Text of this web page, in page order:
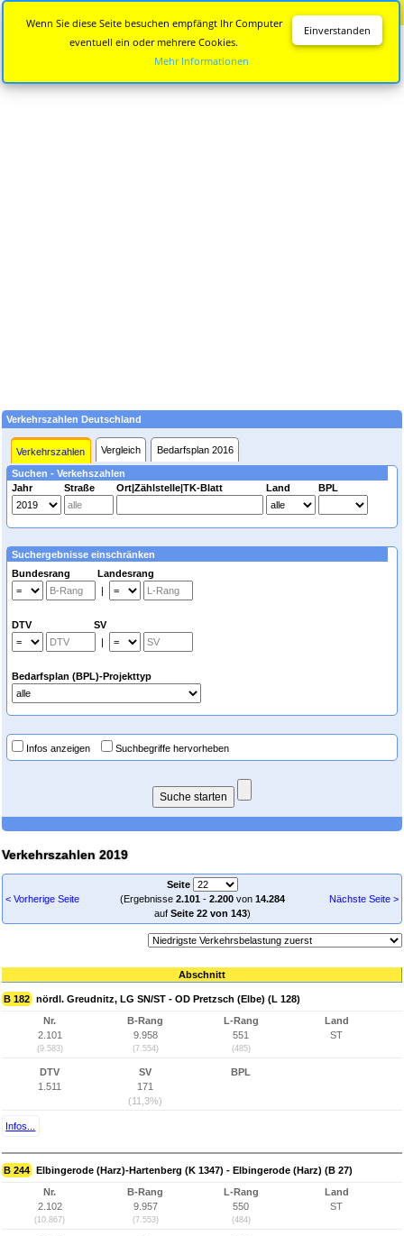
Verkehrszahlen Deutschland
Verkehrszahlen Vergleich Bedarfsplan 2016
Suchen - Verkehszahlen
Jahr
Straße Ort|Zählstelle|TK-Blatt Land BPL
Suchergebnisse einschränken
Bundesrang Landesrang
|
DTV SV
|
Bedarfsplan (BPL)-Projekttyp
Infos anzeigen Suchbegriffe hervorheben
Verkehrszahlen 2019
< Vorherige Seite
Seite
(Ergebnisse 2.101- 2.200von 14.284
auf Seite 22 von 143)
Nächste Seite >
Abschnitt
B 182 nördl. Greudnitz, LG SN/ST - OD Pretzsch (Elbe) (L 128)
Nr.
2.101
(9.583)
B-Rang
9.958
(7.554)
L-Rang
551
(485)
Land
ST
DTV
1.511
SV
171
(11,3%)
BPL
Infos...
B 244 Elbingerode (Harz)-Hartenberg (K 1347) - Elbingerode (Harz) (B 27)
Nr.
2.102
(10.867)
B-Rang
9.957
(7.553)
L-Rang
550
(484)
Land
ST
Einverstanden
Wenn Sie diese Seite besuchen empfängt Ihr Computer
eventuell ein oder mehrere Cookies.
Mehr Informationen